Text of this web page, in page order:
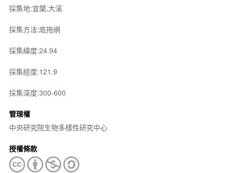
採集地:宜蘭,大溪
採集方法:底拖網
採集緯度:24.94
採集經度:121.9
採集深度:300-600
管理權
中央研究院生物多樣性研究中心
授權條款